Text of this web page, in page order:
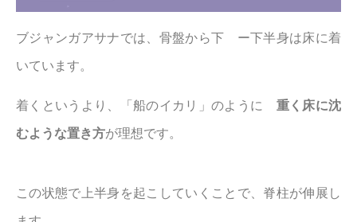
ブジャンガアサナでは、骨盤から下 ー下半身は床に着
いています。
着くというより、「船のイカリ」のように 重く床に沈
むような置き方が理想です。
この状態で上半身を起こしていくことで、脊柱が伸展し